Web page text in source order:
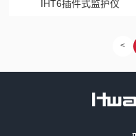
IHT6插件式监护仪
<